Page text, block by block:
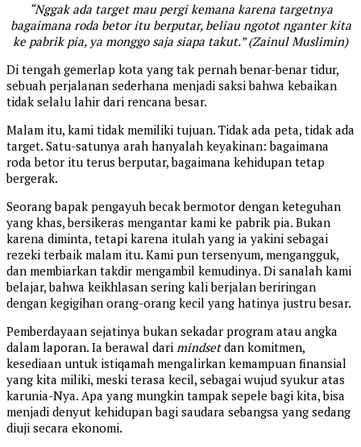
“Nggak ada target mau pergi kemana karena targetnya
bagaimana roda betor itu berputar, beliau ngotot nganter kita
ke pabrik pia, ya monggo saja siapa takut.” (Zainul Muslimin)
Di tengah gemerlap kota yang tak pernah benar-benar tidur,
sebuah perjalanan sederhana menjadi saksi bahwa kebaikan
tidak selalu lahir dari rencana besar.
Malam itu, kami tidak memiliki tujuan. Tidak ada peta, tidak ada
target. Satu-satunya arah hanyalah keyakinan: bagaimana
roda betor itu terus berputar, bagaimana kehidupan tetap
bergerak.
Seorang bapak pengayuh becak bermotor dengan keteguhan
yang khas, bersikeras mengantar kami ke pabrik pia. Bukan
karena diminta, tetapi karena itulah yang ia yakini sebagai
rezeki terbaik malam itu. Kami pun tersenyum, mengangguk,
dan membiarkan takdir mengambil kemudinya. Di sanalah kami
belajar, bahwa keikhlasan sering kali berjalan beriringan
dengan kegigihan orang-orang kecil yang hatinya justru besar.
Pemberdayaan sejatinya bukan sekadar program atau angka
dalam laporan. Ia berawal dari mindsetdan komitmen,
kesediaan untuk istiqamah mengalirkan kemampuan finansial
yang kita miliki, meski terasa kecil, sebagai wujud syukur atas
karunia-Nya. Apa yang mungkin tampak sepele bagi kita, bisa
menjadi denyut kehidupan bagi saudara sebangsa yang sedang
diuji secara ekonomi.